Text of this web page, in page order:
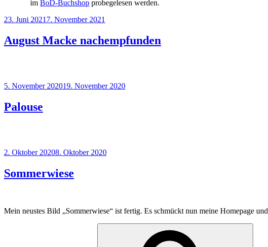
imBoD-Buchshop probegelesen werden.
Veröffentlicht
23. Juni 2021 7. November 2021
August Macke nachempfunden
Veröffentlicht
5. November 202019. November 2020
Palouse
Veröffentlicht
2. Oktober 20208. Oktober 2020
Sommerwiese
Mein neustes Bild „Sommerwiese“ ist fertig. Es schmückt nun meine Homepage